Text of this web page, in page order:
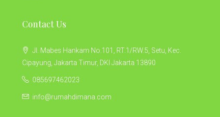
Contact Us
Jl. Mabes Hankam No.101, RT.1/RW.5, Setu, Kec.
Cipayung, Jakarta Timur, DKI Jakarta 13890
085697462023
info@rumahdimana.com